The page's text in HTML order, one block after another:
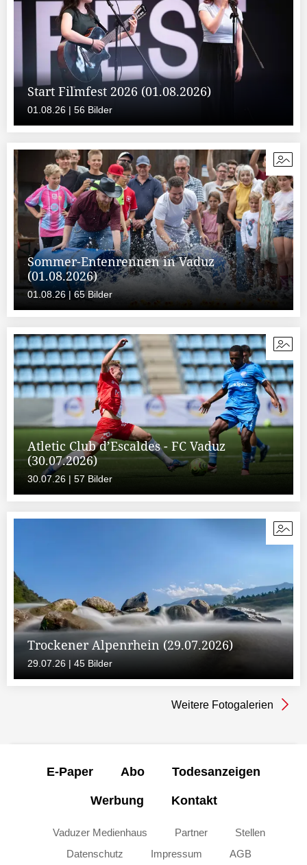
Start Filmfest 2026 (01.08.2026)
01.08.26 | 56 Bilder
Sommer-Entenrennen in Vaduz
(01.08.2026)
01.08.26 | 65 Bilder
Atletic Club d’Escaldes - FC Vaduz
(30.07.2026)
30.07.26 | 57 Bilder
Trockener Alpenrhein (29.07.2026)
29.07.26 | 45 Bilder
Weitere Fotogalerien
E-Paper Abo Todesanzeigen
Werbung Kontakt
Vaduzer Medienhaus Partner
Stellen
Datenschutz
Impressum AGB